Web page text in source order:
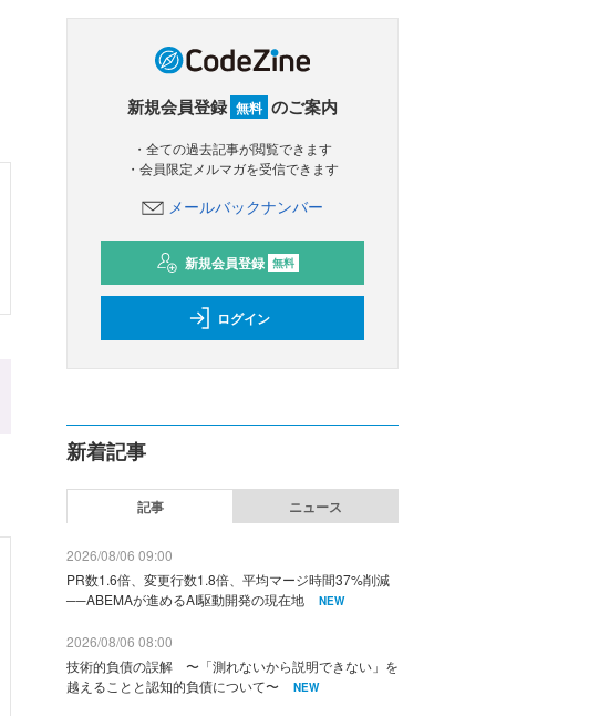
新規会員登録 無料 のご案内
・全ての過去記事が閲覧できます
・会員限定メルマガを受信できます
メールバックナンバー
新規会員登録 無料
ログイン
新着記事
記事 ニュース
2026/08/06 09:00
PR数1.6倍、変更行数1.8倍、平均マージ時間37%削減
──ABEMAが進めるAI駆動開発の現在地
NEW
2026/08/06 08:00
技術的負債の誤解 〜「測れないから説明できない」を
越えることと認知的負債について〜
NEW